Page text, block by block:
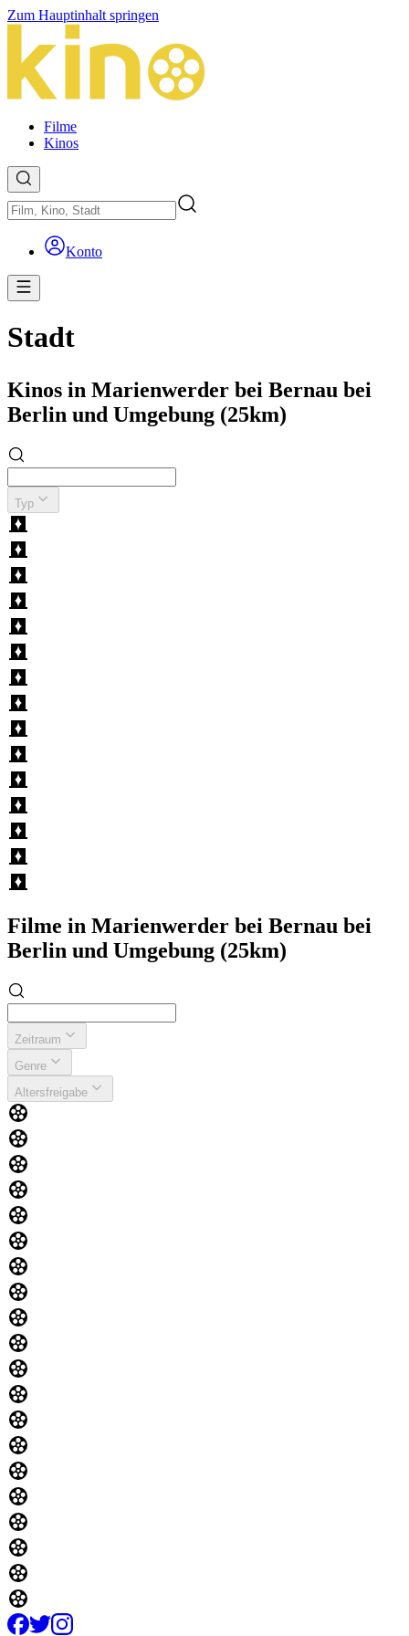
Zum Hauptinhalt springen
Filme
Kinos
Konto
Stadt
Kinos in Marienwerder bei Bernau bei
Berlin und Umgebung (25km)
Typ
Filme in Marienwerder bei Bernau bei
Berlin und Umgebung (25km)
Zeitraum
Genre
Altersfreigabe